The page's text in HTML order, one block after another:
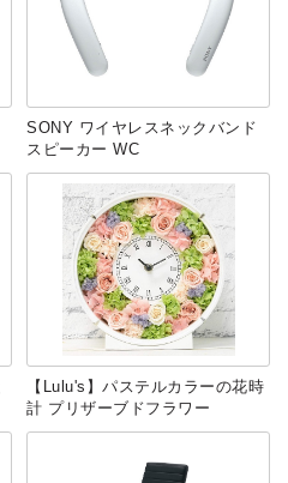
SONY ワイヤレスネックバンド
スピーカー WC
【Lulu's】パステルカラーの花時
計 プリザーブドフラワー